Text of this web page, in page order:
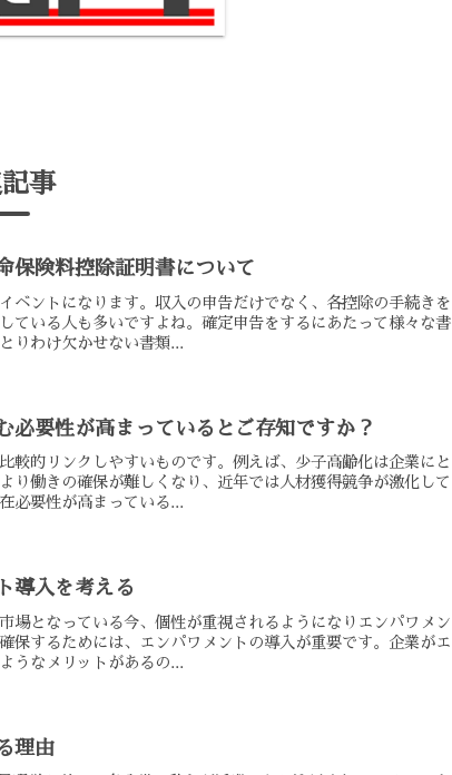
事
保険料控除証明書について
ベントになります。収入の申告だけでなく、各控除の手続きを
ている人も多いですよね。確定申告をするにあたって様々な書
りわけ欠かせない書類...
必要性が高まっているとご存知ですか？
較的リンクしやすいものです。例えば、少子高齢化は企業にと
り働きの確保が難しくなり、近年では人材獲得競争が激化して
必要性が高まっている...
導入を考える
場となっている今、個性が重視されるようになりエンパワメン
保するためには、エンパワメントの導入が重要です。企業がエ
うなメリットがあるの...
理由